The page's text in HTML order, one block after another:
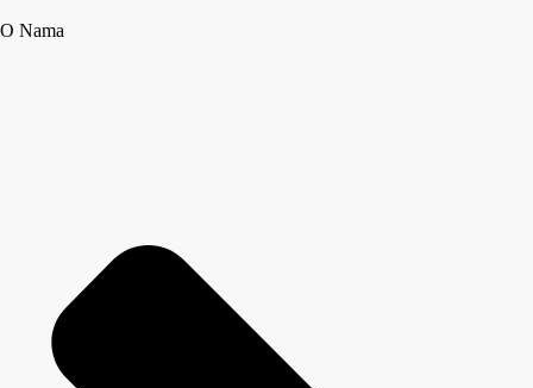
O Nama